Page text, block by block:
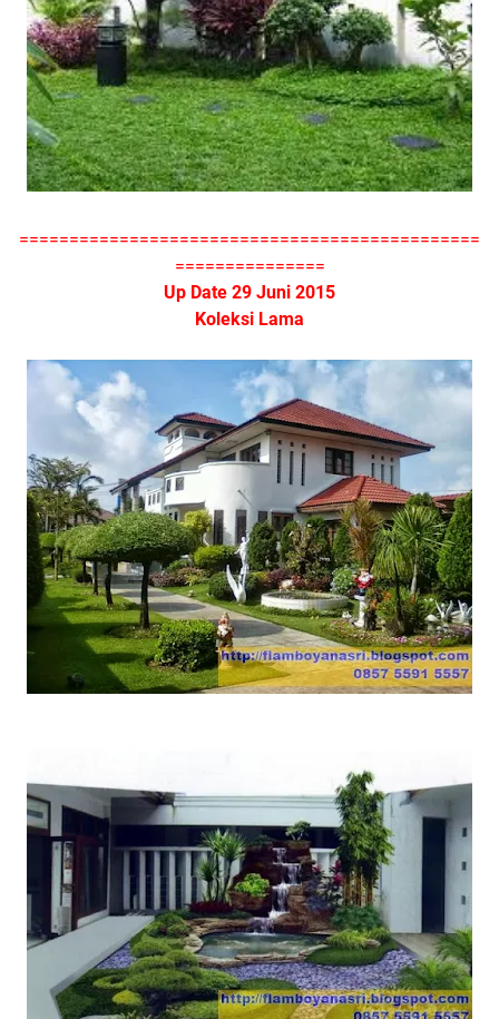
==============================================
===============
Up Date 29 Juni 2015
Koleksi Lama